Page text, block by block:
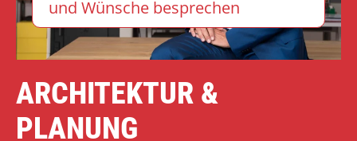
und Wünsche besprechen
ARCHITEKTUR &
PLANUNG